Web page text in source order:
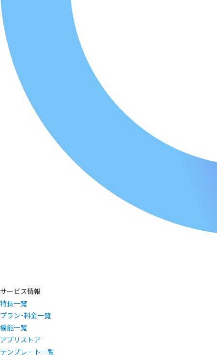
サービス情報
特長一覧
プラン・料金一覧
機能一覧
アプリストア
テンプレート一覧